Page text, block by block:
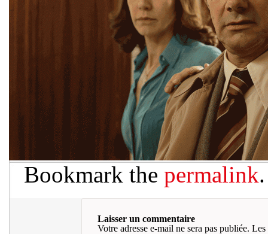
Bookmark the permalink.
Laisser un commentaire
Votre adresse e-mail ne sera pas publiée. Les